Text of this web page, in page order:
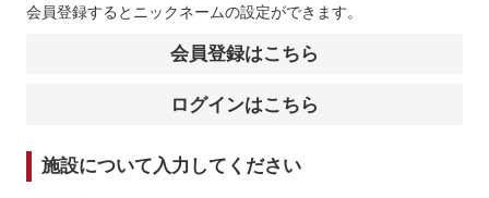
会員登録するとニックネームの設定ができます。
会員登録はこちら
ログインはこちら
施設について入力してください